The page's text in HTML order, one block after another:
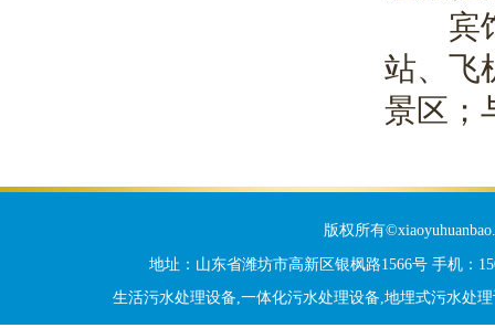
宾馆
站、飞
景区；
版权所有
地址：山东省潍坊市高新区银枫路1566号 手机：
生活污水处理设备,一体化污水处理设备,地埋式污水处